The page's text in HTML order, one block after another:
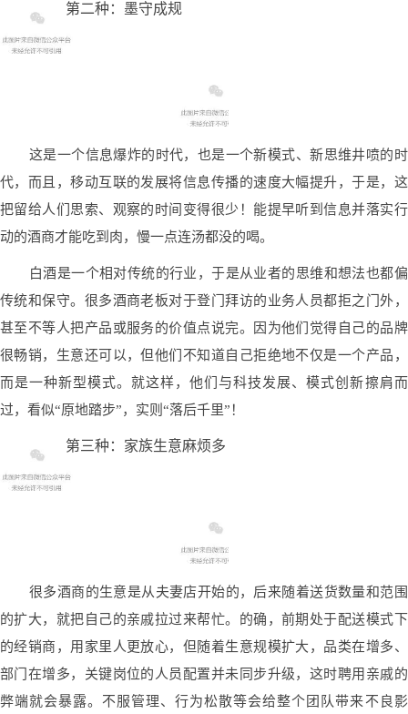
第二种：墨守成规
这是一个信息爆炸的时代，也是一个新模式、新思维井喷的时
代，而且，移动互联的发展将信息传播的速度大幅提升，于是，这
把留给人们思索、观察的时间变得很少！能提早听到信息并落实行
动的酒商才能吃到肉，慢一点连汤都没的喝。
白酒是一个相对传统的行业，于是从业者的思维和想法也都偏
传统和保守。很多酒商老板对于登门拜访的业务人员都拒之门外，
甚至不等人把产品或服务的价值点说完。因为他们觉得自己的品牌
很畅销，生意还可以，但他们不知道自己拒绝地不仅是一个产品，
而是一种新型模式。就这样，他们与科技发展、模式创新擦肩而
过，看似“原地踏步”，实则“落后千里”！
第三种：家族生意麻烦多
很多酒商的生意是从夫妻店开始的，后来随着送货数量和范围
的扩大，就把自己的亲戚拉过来帮忙。的确，前期处于配送模式下
的经销商，用家里人更放心，但随着生意规模扩大，品类在增多、
部门在增多，关键岗位的人员配置并未同步升级，这时聘用亲戚的
弊端就会暴露。不服管理、行为松散等会给整个团队带来不良影